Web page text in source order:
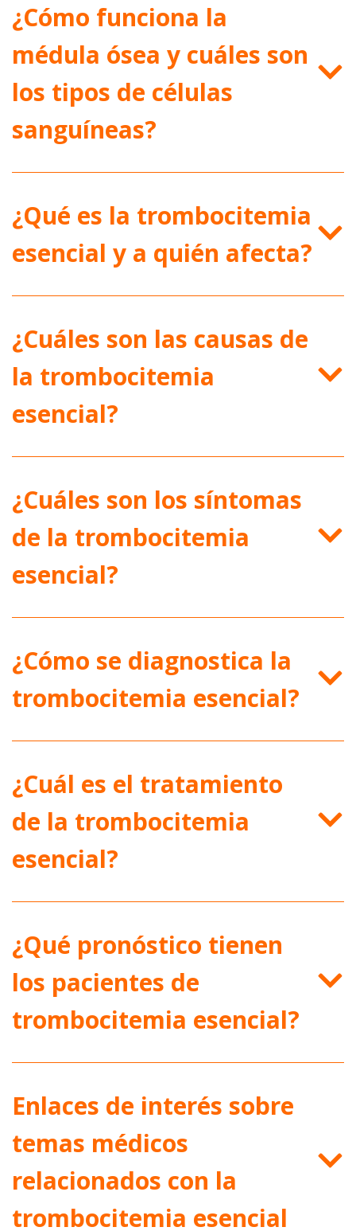
¿Cómo funciona la
médula ósea y cuáles son
los tipos de células
sanguíneas?
¿Qué es la trombocitemia
esencial y a quién afecta?
¿Cuáles son las causas de
la trombocitemia
esencial?
¿Cuáles son los síntomas
de la trombocitemia
esencial?
¿Cómo se diagnostica la
trombocitemia esencial?
¿Cuál es el tratamiento
de la trombocitemia
esencial?
¿Qué pronóstico tienen
los pacientes de
trombocitemia esencial?
Enlaces de interés sobre
temas médicos
relacionados con la
trombocitemia esencial